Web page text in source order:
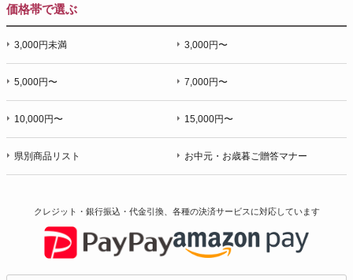
価格帯で選ぶ
3,000円未満 3,000円〜
5,000円〜 7,000円〜
10,000円〜 15,000円〜
県別商品リスト お中元・お歳暮ご贈答マナー
クレジット・銀行振込・代金引換、各種の決済サービスに対応しています